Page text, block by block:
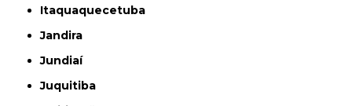
Itaquaquecetuba
Jandira
Jundiaí
Juquitiba